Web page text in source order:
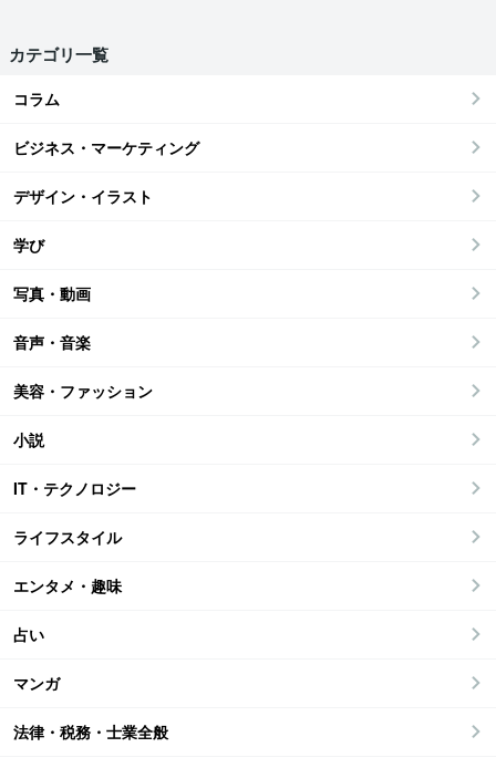
カテゴリ一覧
コラム
ビジネス・マーケティング
デザイン・イラスト
学び
写真・動画
音声・音楽
美容・ファッション
小説
IT・テクノロジー
ライフスタイル
エンタメ・趣味
占い
マンガ
法律・税務・士業全般